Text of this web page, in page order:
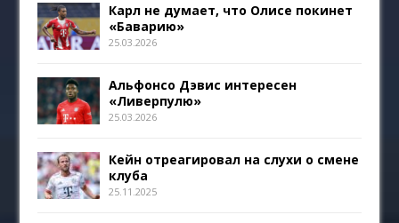
Карл не думает, что Олисе покинет
«Баварию»
25.03.2026
Альфонсо Дэвис интересен
«Ливерпулю»
25.03.2026
Кейн отреагировал на слухи о смене
клуба
25.11.2025